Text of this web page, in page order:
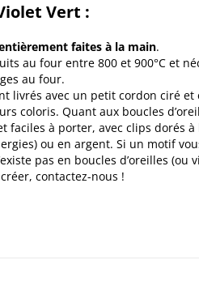
Vert :
faites à la main.
au four entre 800 et 900°C et
au four.
livrés avec un petit cordon ciré et
coloris. Quant aux boucles
faciles à porter, avec clips dorés à
ou en argent. Si un motif
pas en boucles d’oreilles (ou
contactez-nous !